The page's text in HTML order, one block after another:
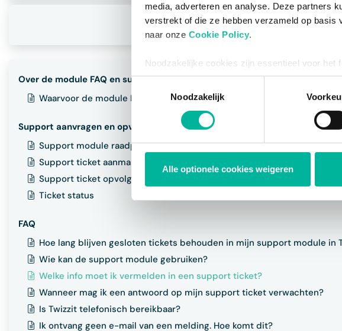
media, adverteren en analyse. Deze partners
verstrekt of die ze hebben verzameld op
naar onze Cookie Policy
Noodzakelijke cookies zijn essentieel voor het
bestaat enkel een informatieplicht. U kunt uw
via de consent management tool onderaan de
Toestemmingsselectie
Noodzakelijk
Alle optionele cookies weigeren
Volgende:Wanneer
Over de module FAQ en support
Waarvoor de module FAQ & support gebruiken?
Support aanvragen en opvolgen
Support module raadplegen
Support ticket aanmaken
Support ticket opvolgen
Ticket status
FAQ
Hoe lang blijven gesloten tickets behouden in mijn support module in
Wie kan de support module gebruiken?
Welke info moet ik vermelden in een support ticket?
Wanneer mag ik een antwoord op mijn support ticket verwachten?
Is Twizzit telefonisch bereikbaar?
Ik ontvang geen e-mail van een melding. Hoe komt dit?